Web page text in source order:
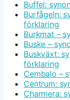
Buffel:
Burfågeln:
förklaring
Burkmat –
Buske –
Buskväxt:
förklaring
Cembalo –
Centrum:
Charmera: